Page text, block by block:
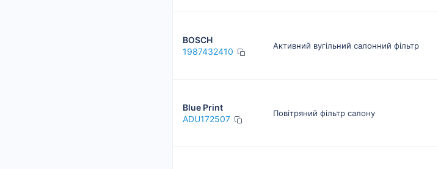
BOSCH
1987432410
Активний вугільний салонний фільтр
Blue Print
ADU172507
Повітряний фільтр салону